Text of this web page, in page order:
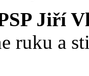
Jiří
ruku a